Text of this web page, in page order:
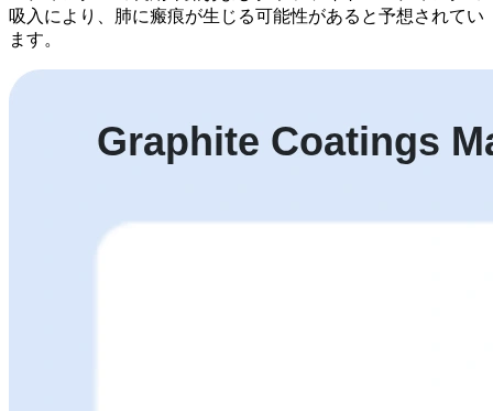
吸入により、肺に瘢痕が生じる可能性があると予想されてい
ます。